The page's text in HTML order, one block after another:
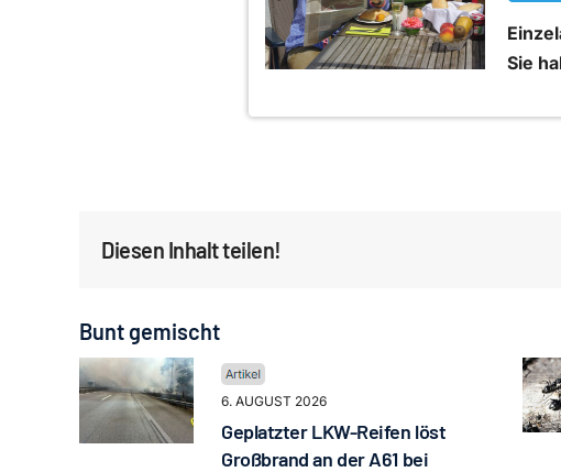
Sie
Diesen Inhalt teilen!
Bunt gemischt
6. AUGUST 2026
Geplatzter LKW-Reifen löst
Großbrand an der A61 bei